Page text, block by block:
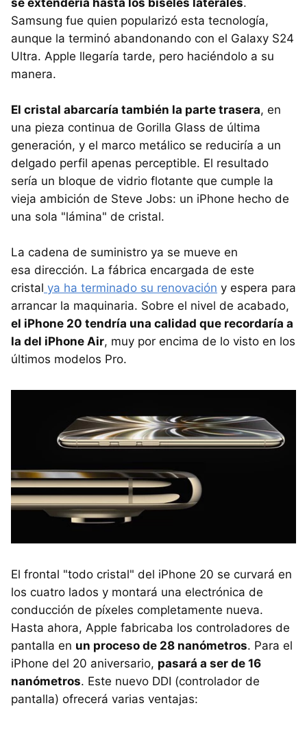
Samsung fue quien popularizó esta tecnología,
aunque la terminó abandonando con el Galaxy S24
Ultra. Apple llegaría tarde, pero haciéndolo a su
manera.
El cristal abarcaría también la parte trasera, en
una pieza continua de Gorilla Glass de última
generación, y el marco metálico se reduciría a un
delgado perfil apenas perceptible. El resultado
sería un bloque de vidrio flotante que cumple la
vieja ambición de Steve Jobs: un iPhone hecho de
una sola "lámina" de cristal.
La cadena de suministro ya se mueve en
esa dirección. La fábrica encargada de este
cristal ya ha terminado su renovación y espera para
arrancar la maquinaria. Sobre el nivel de acabado,
el iPhone 20 tendría una calidad que recordaría a
la del iPhone Air, muy por encima de lo visto en los
últimos modelos Pro.
El frontal "todo cristal" del iPhone 20 se curvará en
los cuatro lados y montará una electrónica de
conducción de píxeles completamente nueva.
Hasta ahora, Apple fabricaba los controladores de
pantalla en un proceso de 28 nanómetros. Para el
iPhone del 20 aniversario, pasará a ser de 16
nanómetros. Este nuevo DDI (controlador de
pantalla) ofrecerá varias ventajas: